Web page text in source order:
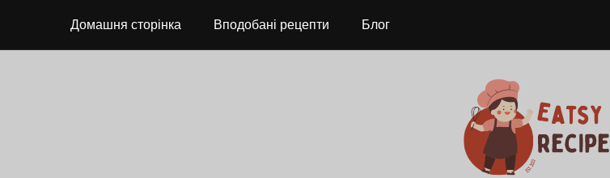
Домашня сторінка Вподобані рецепти Блог